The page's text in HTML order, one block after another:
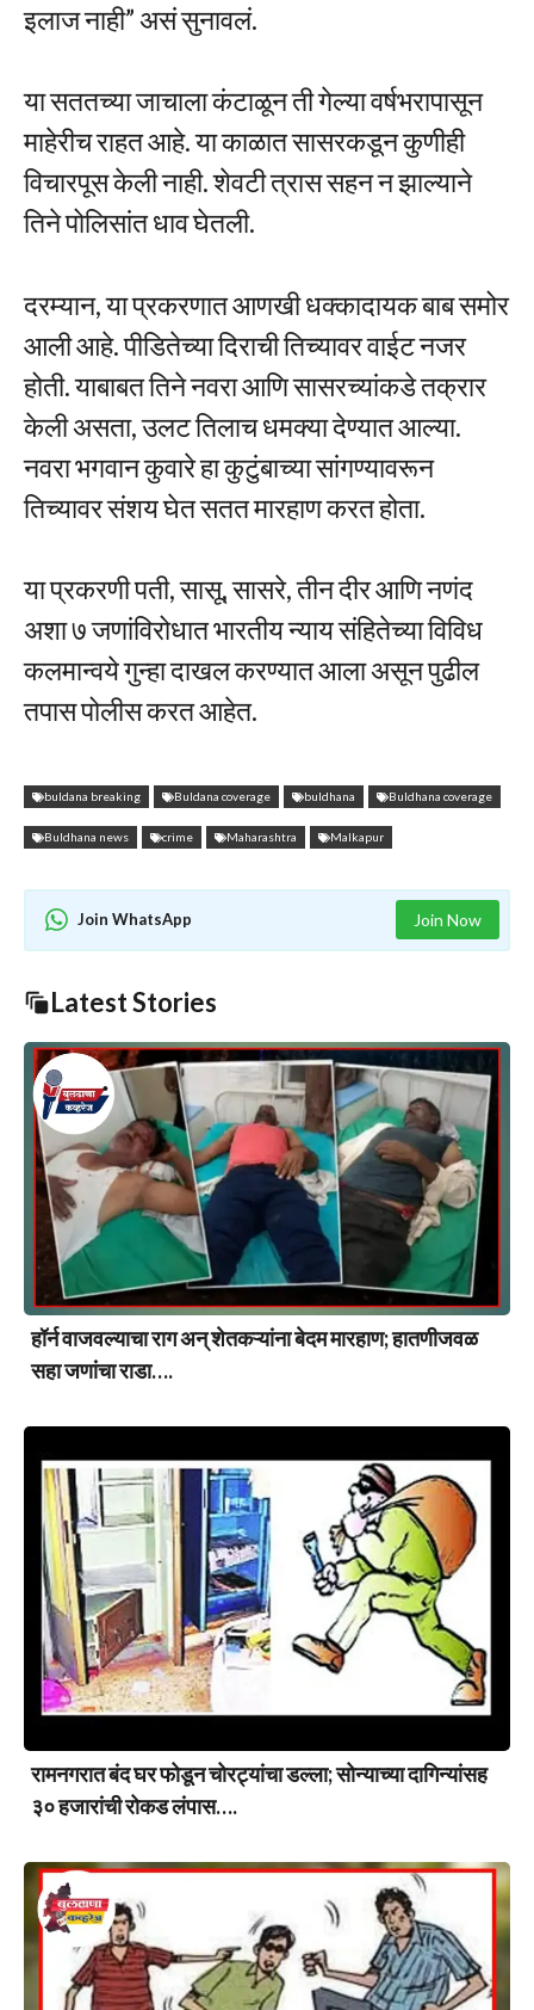
इलाज नाही” असं सुनावलं.
या सततच्या जाचाला कंटाळून ती गेल्या वर्षभरापासून
माहेरीच राहत आहे. या काळात सासरकडून कुणीही
विचारपूस केली नाही. शेवटी त्रास सहन न झाल्याने
तिने पोलिसांत धाव घेतली.
दरम्यान, या प्रकरणात आणखी धक्कादायक बाब समोर
आली आहे. पीडितेच्या दिराची तिच्यावर वाईट नजर
होती. याबाबत तिने नवरा आणि सासरच्यांकडे तक्रार
केली असता, उलट तिलाच धमक्या देण्यात आल्या.
नवरा भगवान कुवारे हा कुटुंबाच्या सांगण्यावरून
तिच्यावर संशय घेत सतत मारहाण करत होता.
या प्रकरणी पती, सासू, सासरे, तीन दीर आणि नणंद
अशा ७ जणांविरोधात भारतीय न्याय संहितेच्या विविध
कलमान्वये गुन्हा दाखल करण्यात आला असून पुढील
तपास पोलीस करत आहेत.
buldana breaking Buldana coverage buldhana Buldhana coverage
Buldhana news crime Maharashtra Malkapur
Join WhatsApp Join Now
Latest Stories
हॉर्न वाजवल्याचा राग अन् शेतकऱ्यांना बेदम मारहाण; हातणीजवळ
सहा जणांचा राडा….
रामनगरात बंद घर फोडून चोरट्यांचा डल्ला; सोन्याच्या दागिन्यांसह
३० हजारांची रोकड लंपास….